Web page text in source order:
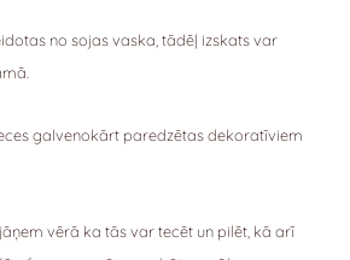
no sojas vaska, tādēļ izskats var
galvenokārt paredzētas dekoratīviem
vērā ka tās var tecēt un pilēt, kā arī